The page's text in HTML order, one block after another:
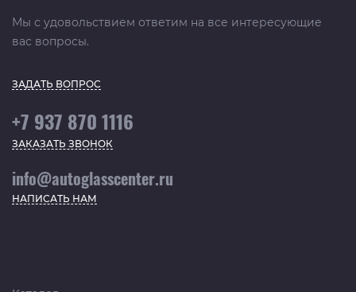
Мы с удовольствием ответим на все интересующие
вас вопросы.
ЗАДАТЬ ВОПРОС
+7 937 870 1116
ЗАКАЗАТЬ ЗВОНОК
info@autoglasscenter.ru
НАПИСАТЬ НАМ